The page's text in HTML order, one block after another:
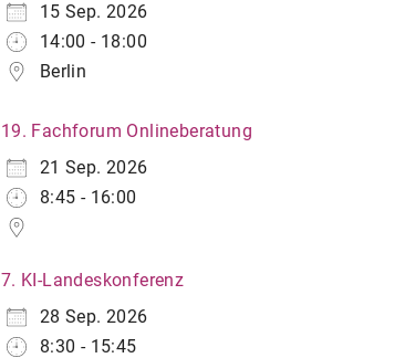
15 Sep. 2026
14:00 - 18:00
Berlin
19. Fachforum Onlineberatung
21 Sep. 2026
8:45 - 16:00
7. KI-Landeskonferenz
28 Sep. 2026
8:30 - 15:45